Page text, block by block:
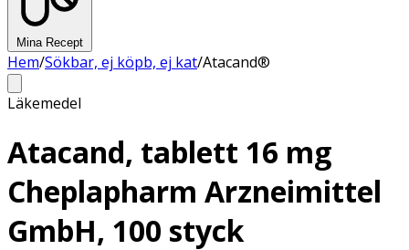
Mina Recept
Hem/Sökbar, ej köpb, ej kat/Atacand®
Läkemedel
Atacand, tablett 16 mg
Cheplapharm Arzneimittel
GmbH, 100 styck